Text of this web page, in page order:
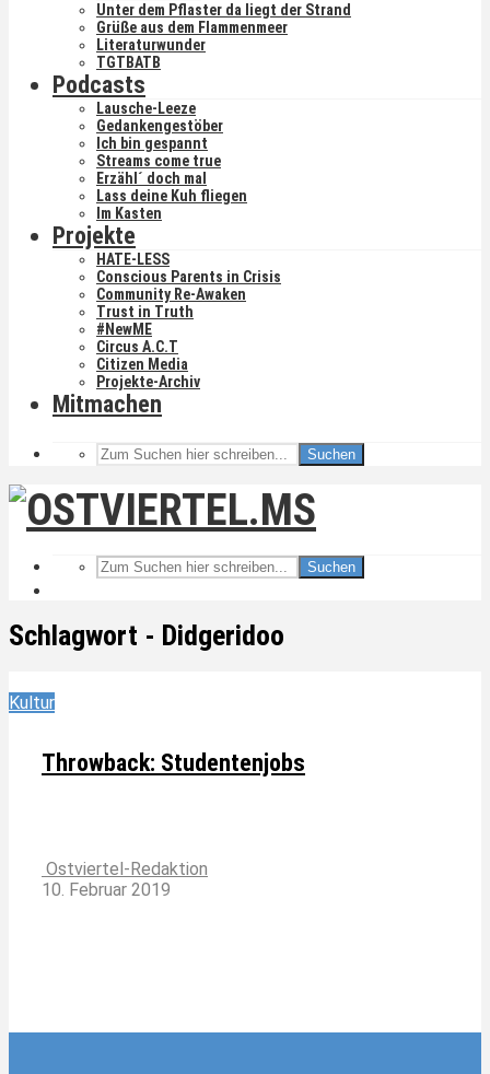
Unter dem Pflaster da liegt der Strand
Grüße aus dem Flammenmeer
Literaturwunder
TGTBATB
Podcasts
Lausche-Leeze
Gedankengestöber
Ich bin gespannt
Streams come true
Erzähl´ doch mal
Lass deine Kuh fliegen
Im Kasten
Projekte
HATE-LESS
Conscious Parents in Crisis
Community Re-Awaken
Trust in Truth
#NewME
Circus A.C.T
Citizen Media
Projekte-Archiv
Mitmachen
Suchen
Suchen
Schlagwort - Didgeridoo
Kultur
Throwback: Studentenjobs
Ostviertel-Redaktion
10. Februar 2019